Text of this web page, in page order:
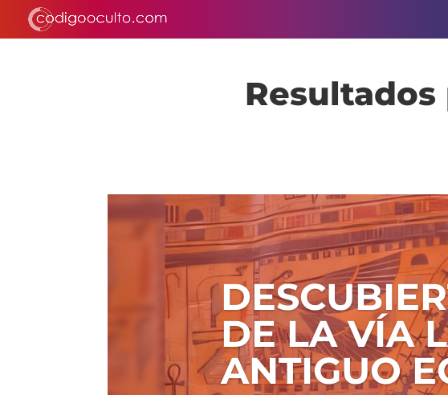
DE LA VÍA
ANTIGUO